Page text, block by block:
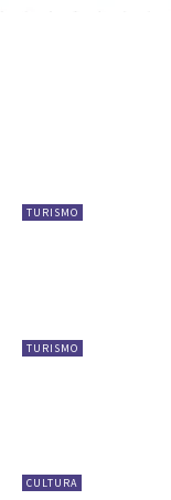
TURISMO
TURISMO
CULTURA